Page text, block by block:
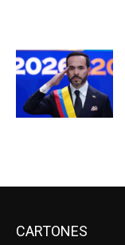
CARTONES